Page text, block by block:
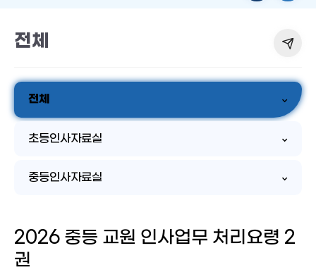
전체
전체
초등인사자료실
중등인사자료실
2026 중등 교원 인사업무 처리요령 2
권